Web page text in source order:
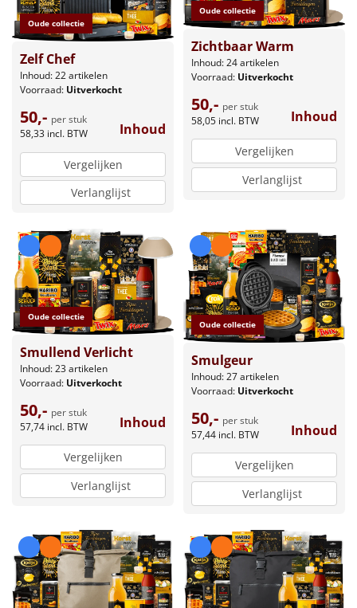
Oude collectie
Zelf Chef
Inhoud: 22 artikelen
Voorraad: Uitverkocht
50,- per stuk
58,33 incl. BTW Inhoud
Vergelijken
Verlanglijst
Oude collectie
Zichtbaar Warm
Inhoud: 24 artikelen
Voorraad: Uitverkocht
50,- per stuk
58,05 incl. BTW Inhoud
Vergelijken
Verlanglijst
Oude collectie
Smullend Verlicht
Inhoud: 23 artikelen
Voorraad: Uitverkocht
50,- per stuk
57,74 incl. BTW Inhoud
Vergelijken
Verlanglijst
Oude collectie
Smulgeur
Inhoud: 27 artikelen
Voorraad: Uitverkocht
50,- per stuk
57,44 incl. BTW Inhoud
Vergelijken
Verlanglijst